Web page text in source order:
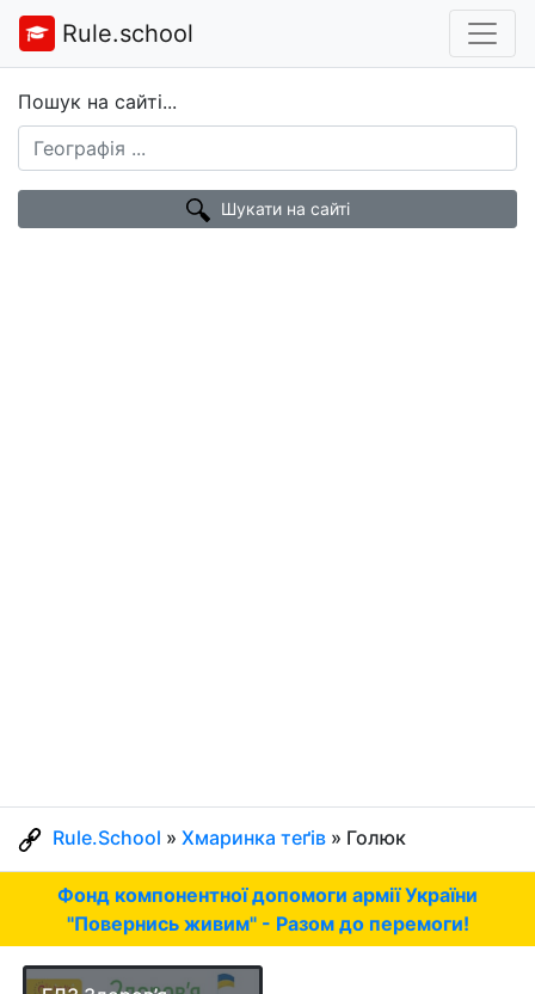
Rule.school
Пошук на сайті...
Шукати на сайті
Rule.School » Хмаринка теґів » Голюк
Фонд компонентної допомоги армії України
"Повернись живим" - Разом до перемоги!